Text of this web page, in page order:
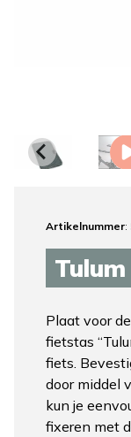
Artikelnummer:
Tulum
Plaat voor
fietstas
fiets.
door middel
kun je
fixeren met